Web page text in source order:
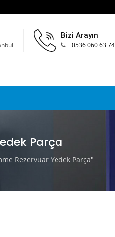
Bizi Arayın
0536 060 63 74
Parça
Rezervuar Yedek Parça"